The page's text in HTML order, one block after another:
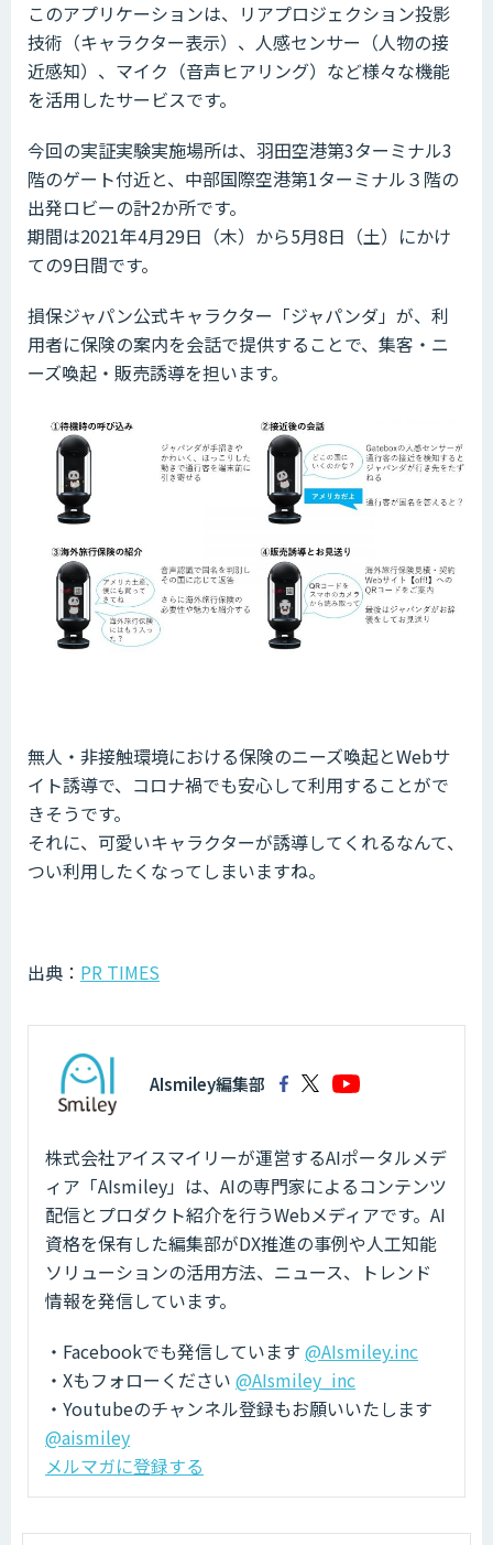
このアプリケーションは、リアプロジェクション投影
技術（キャラクター表示）、人感センサー（人物の接
近感知）、マイク（音声ヒアリング）など様々な機能
を活用したサービスです。
今回の実証実験実施場所は、羽田空港第3ターミナル3
階のゲート付近と、中部国際空港第1ターミナル３階の
出発ロビーの計2か所です。
期間は2021年4月29日（木）から5月8日（土）にかけ
ての9日間です。
損保ジャパン公式キャラクター「ジャパンダ」が、利
用者に保険の案内を会話で提供することで、集客・ニ
ーズ喚起・販売誘導を担います。
無人・非接触環境における保険のニーズ喚起とWebサ
イト誘導で、コロナ禍でも安心して利用することがで
きそうです。
それに、可愛いキャラクターが誘導してくれるなんて、
つい利用したくなってしまいますね。
出典： PR TIMES
AIsmiley編集部
株式会社アイスマイリーが運営するAIポータルメデ
ィア「AIsmiley」は、AIの専門家によるコンテンツ
配信とプロダクト紹介を行うWebメディアです。AI
資格を保有した編集部がDX推進の事例や人工知能
ソリューションの活用方法、ニュース、トレンド
情報を発信しています。
・Facebookでも発信しています @AIsmiley.inc
・Xもフォローください @AIsmiley_inc
・Youtubeのチャンネル登録もお願いいたします
@aismiley
メルマガに登録する